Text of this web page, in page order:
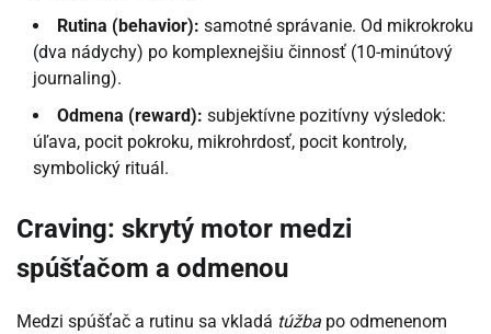
Rutina (behavior): samotné správanie. Od mikrokroku
(dva nádychy) po komplexnejšiu činnosť (10-minútový
journaling).
Odmena (reward): subjektívne pozitívny výsledok:
úľava, pocit pokroku, mikrohrdosť, pocit kontroly,
symbolický rituál.
Craving: skrytý motor medzi
spúšťačom a odmenou
Medzi spúšťač a rutinu sa vkladá túžba po odmenenom